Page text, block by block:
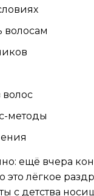
волосам
волос
методы
ещё вчера
это лёгкое
с детства